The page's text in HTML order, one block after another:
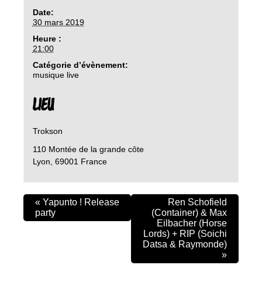
Date:
30 mars 2019
Heure :
21:00
Catégorie d’évènement:
musique live
LIEU
Trokson
110 Montée de la grande côte
Lyon 69001 France
« Yapunto ! Release
party
Ren Schofield
(Container) & Max
Eilbacher (Horse
Lords) + RIP (Soichi
Datsa & Raymonde)
»